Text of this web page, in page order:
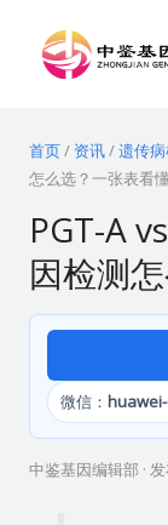
首页/ 资讯/遗传
怎么选？一张表看
PGT-A
因检测
微信：
中鉴基因编辑部 ·